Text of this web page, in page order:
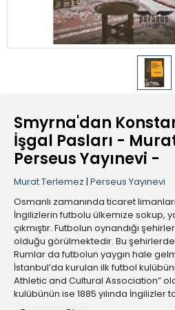
Smyrna'dan
İşgal Pasları -
Perseus Yayınevi -
Murat Terlemez | Perseus Yayınevi
Osmanlı zamanında ticaret
İngilizlerin futbolu ülkemize sokup,
çıkmıştır. Futbolun oynandığı
olduğu görülmektedir. Bu
Rumlar da futbolun yaygın hale
İstanbul’da kurulan ilk futbol
Athletic and Cultural Association”
kulübünün ise 1885 yılında İngilizler
Club Smyrna” olduğu saptanmıştır.